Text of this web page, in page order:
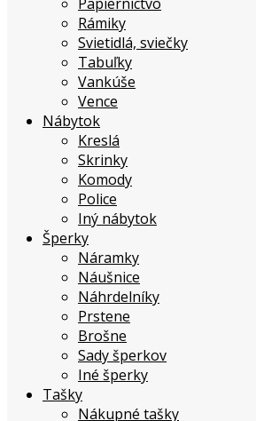
Rámiky
Svietidlá, sviečky
Tabuľky
Vankúše
Vence
Nábytok
Kreslá
Skrinky
Komody
Police
Iný nábytok
Šperky
Náramky
Náušnice
Náhrdelníky
Prstene
Brošne
Sady šperkov
Iné šperky
Tašky
Nákupné tašky